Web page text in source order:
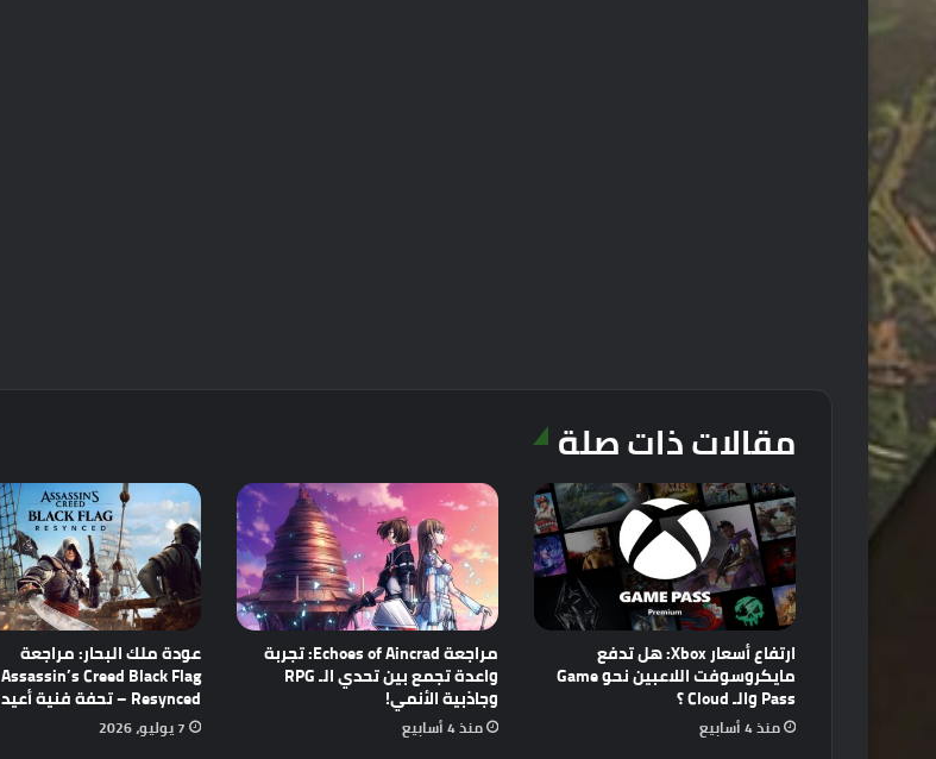
مقالات ذات صلة
ارتفاع أسعار Xbox: هل تدفع
مايكروسوفت اللاعبين نحو Game
Pass والـ Cloud ؟
منذ 4 أسابيع
مراجعة Echoes of Aincrad: تجربة
واعدة تجمع بين تحدي الـ RPG
وجاذبية الأنمي!
منذ 4 أسابيع
عودة ملك البحار: مراجعة
Assassin’s Creed Black Flag
Resynced – تحفة فنية أعيد إحياؤها!
7 يوليو، 2026